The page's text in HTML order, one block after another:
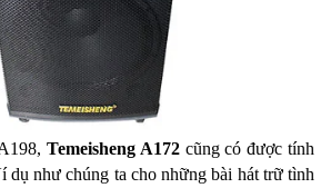
Temeisheng A172cũng có được tính
dụ như chúng ta cho những bài hát trữ tình